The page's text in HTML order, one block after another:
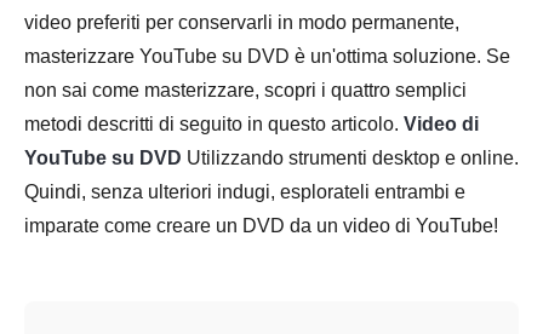
video preferiti per conservarli in modo permanente,
masterizzare YouTube su DVD è un'ottima soluzione. Se
non sai come masterizzare, scopri i quattro semplici
metodi descritti di seguito in questo articolo. Video di
YouTube su DVD Utilizzando strumenti desktop e online.
Quindi, senza ulteriori indugi, esplorateli entrambi e
imparate come creare un DVD da un video di YouTube!